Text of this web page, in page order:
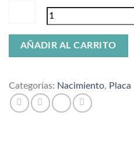
Placa
personalizada
cantidad
AÑADIR AL CARRITO
Categorías: Nacimiento, Placa